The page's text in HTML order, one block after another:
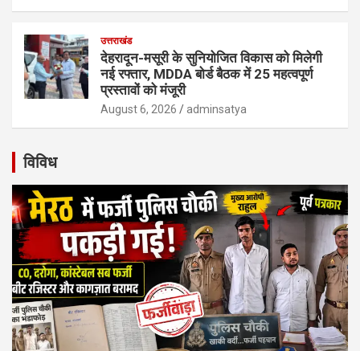
उत्तराखंड
देहरादून-मसूरी के सुनियोजित विकास को मिलेगी
नई रफ्तार, MDDA बोर्ड बैठक में 25 महत्वपूर्ण
प्रस्तावों को मंजूरी
August 6, 2026 adminsatya
विविध